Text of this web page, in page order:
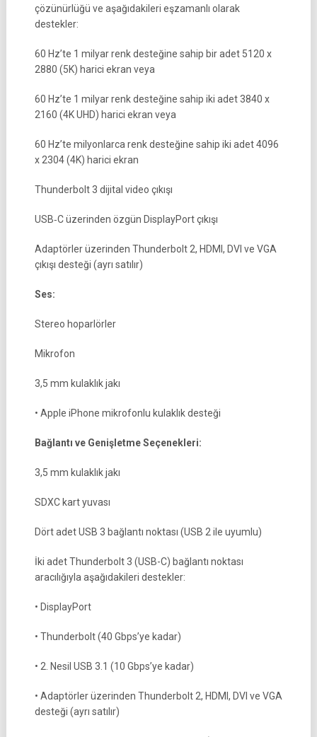
çözünürlüğü ve aşağıdakileri eşzamanlı olarak
destekler:
60 Hz’te 1 milyar renk desteğine sahip bir adet 5120 x
2880 (5K) harici ekran veya
60 Hz’te 1 milyar renk desteğine sahip iki adet 3840 x
2160 (4K UHD) harici ekran veya
60 Hz’te milyonlarca renk desteğine sahip iki adet 4096
x 2304 (4K) harici ekran
Thunderbolt 3 dijital video çıkışı
USB‑C üzerinden özgün DisplayPort çıkışı
Adaptörler üzerinden Thunderbolt 2, HDMI, DVI ve VGA
çıkışı desteği (ayrı satılır)
Ses:
Stereo hoparlörler
Mikrofon
3,5 mm kulaklık jakı
• Apple iPhone mikrofonlu kulaklık desteği
Bağlantı ve Genişletme Seçenekleri:
3,5 mm kulaklık jakı
SDXC kart yuvası
Dört adet USB 3 bağlantı noktası (USB 2 ile uyumlu)
İki adet Thunderbolt 3 (USB-C) bağlantı noktası
aracılığıyla aşağıdakileri destekler:
• DisplayPort
• Thunderbolt (40 Gbps’ye kadar)
• 2. Nesil USB 3.1 (10 Gbps’ye kadar)
• Adaptörler üzerinden Thunderbolt 2, HDMI, DVI ve VGA
desteği (ayrı satılır)